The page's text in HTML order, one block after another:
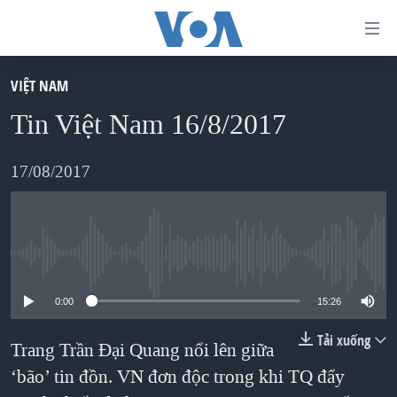
dẫn
truy
cập
nội
hướng
chính
Đi
TRANG CHỦ
VIỆT NAM
HOA KỲ
BIỂN ĐÔNG
MỤC
TỰ DO BÁO CHÍ
VẠCH TRẦN TIN GIẢ
CHUYÊN ĐỀ
CHIẾN TRANH THƯƠNG MẠI CỦA MỸ: QUÁ KHỨ VÀ HIỆN
HỌC TIẾNG ANH
VIỆT NAM
Tin Việt Nam 16/8/2017
17/08/2017
0:00 15:26
Tải xuống
Trang Trần Đại Quang nổi lên giữa
‘bão’ tin đồn. VN đơn độc trong khi TQ đẩy